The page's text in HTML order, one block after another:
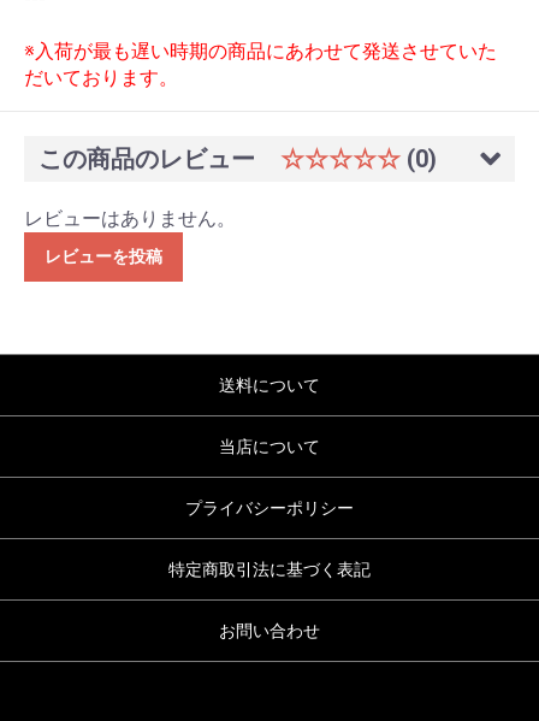
※入荷が最も遅い時期の商品にあわせて発送させていた
だいております。
この商品のレビュー ☆☆☆☆☆ (0)
レビューはありません。
レビューを投稿
送料について
当店について
プライバシーポリシー
特定商取引法に基づく表記
お問い合わせ